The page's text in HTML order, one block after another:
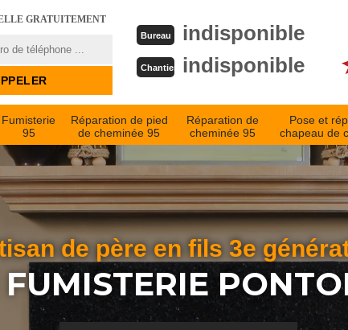
GRATUITEMENT
Bureau indisponible
Chantier indisponible
Fumisterie
95
Réparation de pied
de cheminée 95
Réparation de
cheminée 95
Pose et
chapeau de
de père en fils 3e